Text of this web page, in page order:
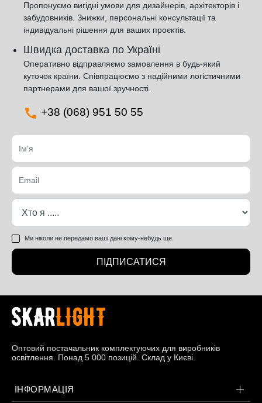
Пропонуємо вигідні умови для дизайнерів, архітекторів і
забудовників. Знижки, персональні консультації та
індивідуальні рішення для ваших проєктів.
Швидка доставка по Україні
Оперативно відправляємо замовлення в будь-який
куточок країни. Співпрацюємо з надійними логістичними
партнерами для вашої зручності.
+38 (068) 951 50 55
Ми ніколи не передамо ваші дані кому-небудь ще.
ПІДПИСАТИСЯ
Оптовий постачальник комплектуючих для виробників
освітлення. Понад 5 000 позицій. Склад у Києві.
ІНФОРМАЦІЯ